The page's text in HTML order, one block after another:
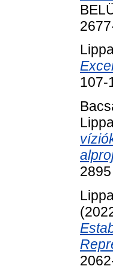
107-